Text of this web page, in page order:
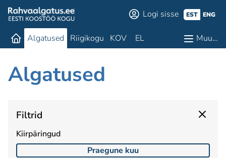
Logi sisse EST ENG
Algatused Riigikogu KOV EL Muu…
Algatused
Filtrid
Kiirpäringud
Praegune kuu